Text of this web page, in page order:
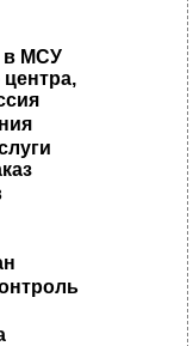
в МСУ